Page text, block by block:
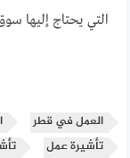
التي يحتاج إليها
العمل في قطر
تأشيرة عمل